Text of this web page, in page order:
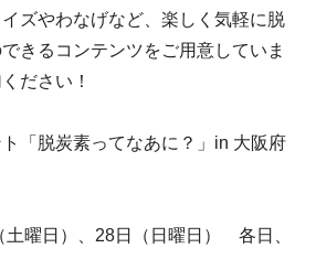
ズやわなげなど、楽しく気軽に脱
きるコンテンツをご用意していま
ださい！
ト「脱炭素ってなあに？」in 大阪府
曜日）、28日（日曜日） 各日、